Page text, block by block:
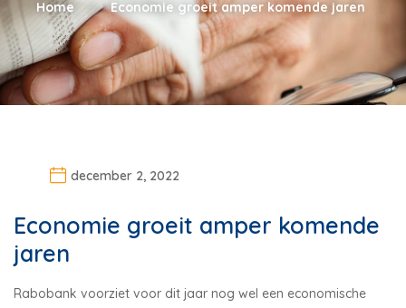
Home Economie groeit amper komende jaren
december 2, 2022
Economie groeit amper komende
jaren
Rabobank voorziet voor dit jaar nog wel een economische